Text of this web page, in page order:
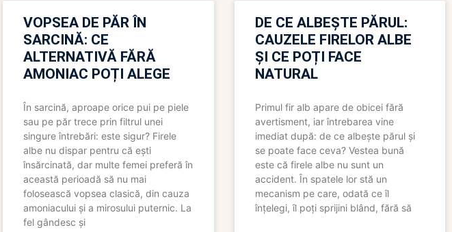
VOPSEA DE PĂR ÎN
SARCINĂ: CE
ALTERNATIVĂ FĂRĂ
AMONIAC POȚI ALEGE
În sarcină, aproape orice pui pe piele
sau pe păr trece prin filtrul unei
singure întrebări: este sigur? Firele
albe nu dispar pentru că ești
însărcinată, dar multe femei preferă în
această perioadă să nu mai
folosească vopsea clasică, din cauza
amoniacului și a mirosului puternic. La
fel gândesc și
DE CE ALBEȘTE PĂRUL:
CAUZELE FIRELOR ALBE
ȘI CE POȚI FACE
NATURAL
Primul fir alb apare de obicei fără
avertisment, iar întrebarea vine
imediat după: de ce albește părul și
se poate face ceva? Vestea bună
este că firele albe nu sunt un
accident. În spatele lor stă un
mecanism pe care, odată ce îl
înțelegi, îl poți sprijini blând, fără să